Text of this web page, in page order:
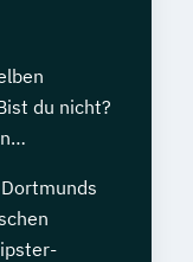
du nicht?